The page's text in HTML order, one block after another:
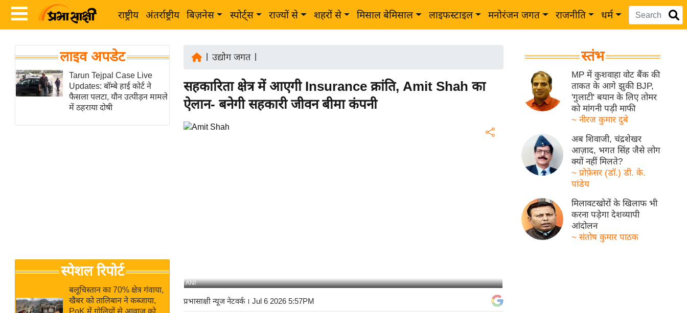
राष्ट्रीय अंतर्राष्ट्रीय बिज़नेस स्पोर्ट्स राज्यों से शहरों से मिसाल बेमिसाल लाइफस्टाइल मनोरंजन जगत राजनीति धर्म
Latest
News
in
Hindi
Hindi
ता
ख
ब
राष्ट्रीय
क्रिकेट
क्राइम
लाइव अपडेट
Tarun Tejpal Case Live
Updates: बॉम्बे हाई कोर्ट ने
फैसला पलटा, यौन उत्पीड़न मामले
में ठहराया दोषी
स्पेशल रिपोर्ट
बलूचिस्तान का 70% क्षेत्र गंवाया,
खैबर को तालिबान ने कब्जाया,
PoK में गोलियों से आवाज को
उद्योग जगत|
सहकारिता क्षेत्र में आएगी Insurance क्रांति, Amit Shah का
ऐलान- बनेगी सहकारी जीवन बीमा कंपनी
ANI
प्रभासाक्षी न्यूज नेटवर्क। Jul 6 2026 5:57PM
स्तंभ
MP में कुशवाहा वोट बैंक की
ताकत के आगे झुकी BJP,
'गुलाटी' बयान के लिए तोमर
को मांगनी पड़ी माफी
~ नीरज कुमार दुबे
अब शिवाजी, चंद्रशेखर
आज़ाद, भगत सिंह जैसे लोग
क्यों नहीं मिलते?
~ प्रोफ़ेसर (डॉ.) डी. के.
पांडेय
मिलावटखोरों के खिलाफ भी
करना पड़ेगा देशव्यापी
आंदोलन
~ संतोष कुमार पाठक